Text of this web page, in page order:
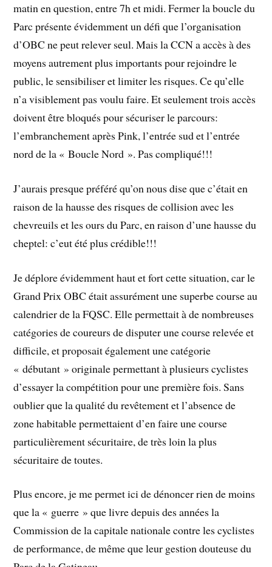
matin en question, entre 7h et midi. Fermer la boucle du
Parc présente évidemment un défi que l’organisation
d’OBC ne peut relever seul. Mais la CCN a accès à des
moyens autrement plus importants pour rejoindre le
public, le sensibiliser et limiter les risques. Ce qu’elle
n’a visiblement pas voulu faire. Et seulement trois accès
doivent être bloqués pour sécuriser le parcours:
l’embranchement après Pink, l’entrée sud et l’entrée
nord de la « Boucle Nord ». Pas compliqué!!!
J’aurais presque préféré qu’on nous dise que c’était en
raison de la hausse des risques de collision avec les
chevreuils et les ours du Parc, en raison d’une hausse du
cheptel: c’eut été plus crédible!!!
Je déplore évidemment haut et fort cette situation, car le
Grand Prix OBC était assurément une superbe course au
calendrier de la FQSC. Elle permettait à de nombreuses
catégories de coureurs de disputer une course relevée et
difficile, et proposait également une catégorie
« débutant » originale permettant à plusieurs cyclistes
d’essayer la compétition pour une première fois. Sans
oublier que la qualité du revêtement et l’absence de
zone habitable permettaient d’en faire une course
particulièrement sécuritaire, de très loin la plus
sécuritaire de toutes.
Plus encore, je me permet ici de dénoncer rien de moins
que la « guerre » que livre depuis des années la
Commission de la capitale nationale contre les cyclistes
de performance, de même que leur gestion douteuse du